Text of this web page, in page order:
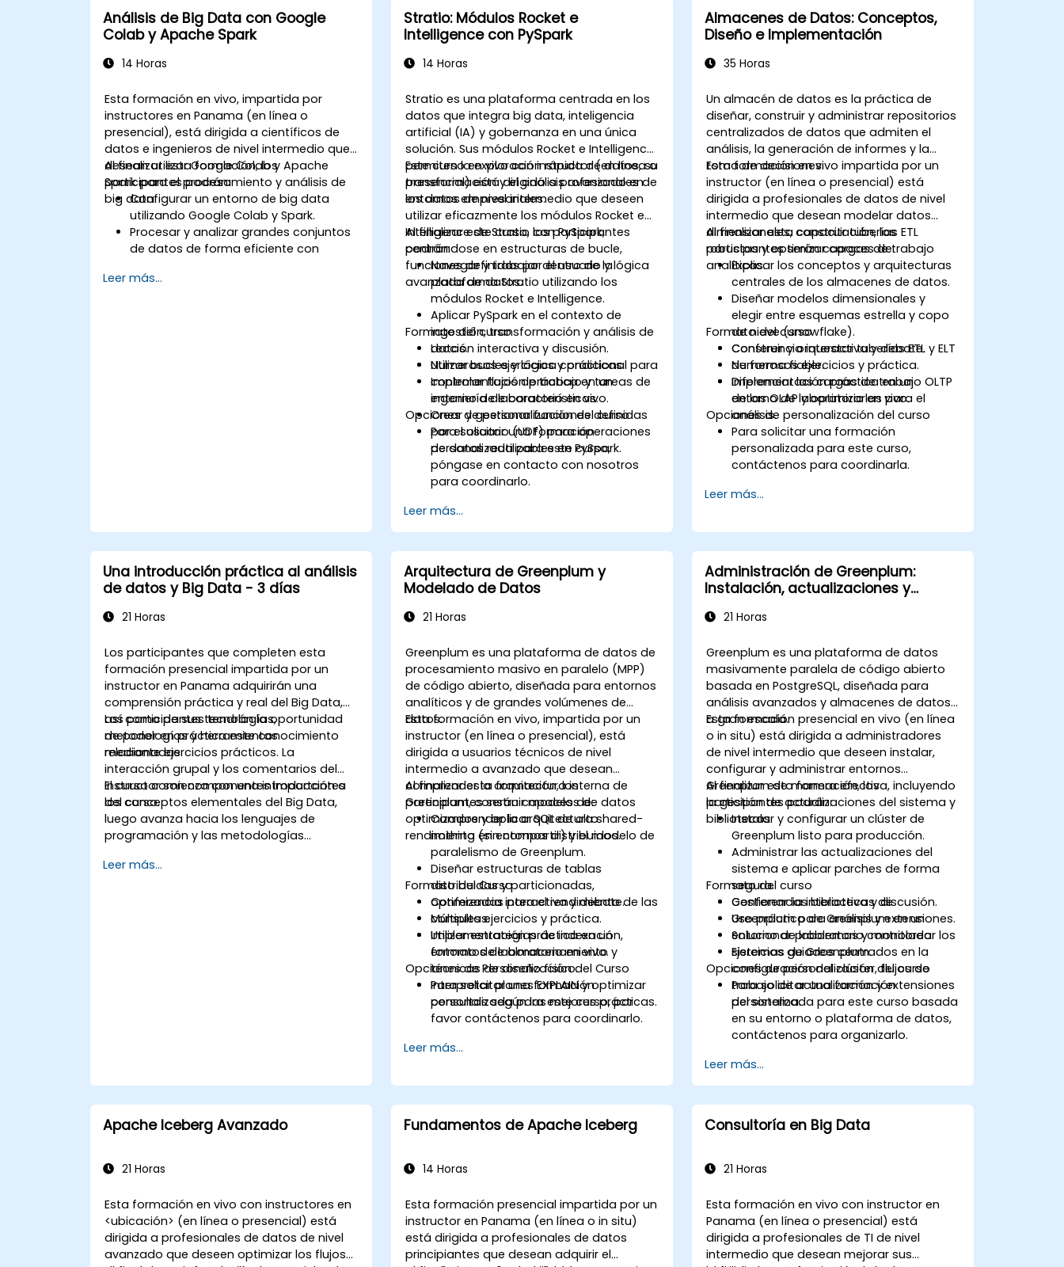
Análisis de Big Data con Google
Colab y Apache Spark
14 Horas
Esta formación en vivo, impartida por
instructores en Panama (en línea o
presencial), está dirigida a científicos de
datos e ingenieros de nivel intermedio que
desean utilizar Google Colab y Apache
Spark para el procesamiento y análisis de
big data.
Al finalizar esta formación, los
participantes podrán:
Configurar un entorno de big data
utilizando Google Colab y Spark.
Procesar y analizar grandes conjuntos
de datos de forma eficiente con
Visualizar big data en un entorno
Leer más...
Stratio: Módulos Rocket e
Intelligence con PySpark
14 Horas
Stratio es una plataforma centrada en los
datos que integra big data, inteligencia
artificial (IA) y gobernanza en una única
solución. Sus módulos Rocket e Intelligence
permiten la exploración rápida de datos, su
transformación y el análisis avanzado en
entornos empresariales.
Este curso en vivo con instructor (en línea o
presencial) está dirigido a profesionales de
los datos de nivel intermedio que deseen
utilizar eficazmente los módulos Rocket e
Intelligence de Stratio con PySpark,
centrándose en estructuras de bucle,
funciones definidas por el usuario y lógica
avanzada de datos.
Al finalizar este curso, los participantes
podrán:
Navegar y trabajar dentro de la
plataforma Stratio utilizando los
módulos Rocket e Intelligence.
Aplicar PySpark en el contexto de
ingestión, transformación y análisis de
datos.
Utilizar bucles y lógica condicional para
controlar flujos de trabajo y tareas de
ingeniería de características.
Crear y gestionar funciones definidas
por el usuario (UDF) para operaciones
de datos reutilizables en PySpark.
Formato del curso
Lección interactiva y discusión.
Numerosos ejercicios y prácticas.
Implementación práctica en un
entorno de laboratorio en vivo.
Opciones de personalización del curso
Para solicitar una formación
personalizada para este curso,
póngase en contacto con nosotros
para coordinarlo.
Leer más...
Almacenes de Datos: Conceptos,
Diseño e Implementación
35 Horas
Un almacén de datos es la práctica de
diseñar, construir y administrar repositorios
centralizados de datos que admiten el
análisis, la generación de informes y la
toma de decisiones.
Esta formación en vivo impartida por un
instructor (en línea o presencial) está
dirigida a profesionales de datos de nivel
intermedio que desean modelar datos
dimensionales, construir tuberías ETL
robustas y optimizar cargas de trabajo
analíticas.
Al finalizar esta capacitación, los
participantes serán capaces de:
Explicar los conceptos y arquitecturas
centrales de los almacenes de datos.
Diseñar modelos dimensionales y
elegir entre esquemas estrella y copo
de nieve (snowflake).
Construir y orquestar tuberías ETL y ELT
de forma fiable.
Diferenciar las cargas de trabajo OLTP
de las OLAP y optimizarlas para el
análisis.
Formato del curso
Conferencia interactiva y debate.
Numerosos ejercicios y práctica.
Implementación práctica en un
entorno de laboratorio en vivo.
Opciones de personalización del curso
Para solicitar una formación
personalizada para este curso,
contáctenos para coordinarla.
Leer más...
Una introducción práctica al análisis
de datos y Big Data - 3 días
21 Horas
Los participantes que completen esta
formación presencial impartida por un
instructor en Panama adquirirán una
comprensión práctica y real del Big Data,
así como de sus tecnologías,
metodologías y herramientas
relacionadas.
Los participantes tendrán la oportunidad
de poner en práctica este conocimiento
mediante ejercicios prácticos. La
interacción grupal y los comentarios del
instructor son componentes importantes
del curso.
El curso comienza con una introducción a
los conceptos elementales del Big Data,
luego avanza hacia los lenguajes de
programación y las metodologías
Finalmente, discutimos las herramientas e
Leer más...
Arquitectura de Greenplum y
Modelado de Datos
21 Horas
Greenplum es una plataforma de datos de
procesamiento masivo en paralelo (MPP)
de código abierto, diseñada para entornos
analíticos y de grandes volúmenes de
datos.
Esta formación en vivo, impartida por un
instructor (en línea o presencial), está
dirigida a usuarios técnicos de nivel
intermedio a avanzado que desean
comprender la arquitectura interna de
Greenplum, construir modelos de datos
optimizados y aplicar SQL de alto
rendimiento en entornos distribuidos.
Al finalizar esta formación, los
participantes serán capaces de:
Comprender la arquitectura shared-
nothing (sin compartir) y el modelo de
paralelismo de Greenplum.
Diseñar estructuras de tablas
distribuidas y particionadas,
optimizadas para el rendimiento de las
consultas.
Utilizar estrategias de indexación,
formatos de almacenamiento y
técnicas de diseño físico.
Interpretar planes EXPLAIN y optimizar
consultas según las mejores prácticas.
Formato del Curso
Conferencia interactiva y debate.
Múltiples ejercicios y práctica.
Implementación práctica en un
entorno de laboratorio en vivo.
Opciones de Personalización del Curso
Para solicitar una formación
personalizada para este curso, por
favor contáctenos para coordinarlo.
Leer más...
Administración de Greenplum:
Instalación, actualizaciones y
21 Horas
Greenplum es una plataforma de datos
masivamente paralela de código abierto
basada en PostgreSQL, diseñada para
análisis avanzados y almacenes de datos
a gran escala.
Esta formación presencial en vivo (en línea
o in situ) está dirigida a administradores
de nivel intermedio que deseen instalar,
configurar y administrar entornos
Greenplum de manera efectiva, incluyendo
la gestión de actualizaciones del sistema y
bibliotecas.
Al finalizar esta formación, los
participantes podrán:
Instalar y configurar un clúster de
Greenplum listo para producción.
Administrar las actualizaciones del
sistema e aplicar parches de forma
segura.
Gestionar las bibliotecas de
Greenplum para análisis y extensiones.
Solucionar problemas y monitorear los
sistemas de Greenplum.
Formato del curso
Conferencia interactiva y discusión.
Uso práctico de Greenplum en un
entorno de laboratorio controlado.
Ejercicios guiados centrados en la
configuración del clúster, flujos de
trabajo de actualización y extensiones
del sistema.
Opciones de personalización del curso
Para solicitar una formación
personalizada para este curso basada
en su entorno o plataforma de datos,
contáctenos para organizarlo.
Leer más...
Apache Iceberg Avanzado
21 Horas
Esta formación en vivo con instructores en
<ubicación> (en línea o presencial) está
dirigida a profesionales de datos de nivel
avanzado que deseen optimizar los flujos
Fundamentos de Apache Iceberg
14 Horas
Esta formación presencial impartida por un
instructor en Panama (en línea o in situ)
está dirigida a profesionales de datos
principiantes que desean adquirir el
Consultoría en Big Data
21 Horas
Esta formación en vivo con instructor en
Panama (en línea o presencial) está
dirigida a profesionales de TI de nivel
intermedio que desean mejorar sus